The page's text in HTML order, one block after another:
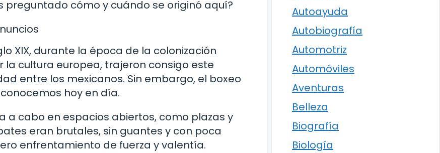
preguntado cómo y cuándo se originó aquí?
XIX, durante la época de la colonización
la cultura europea, trajeron consigo este
entre los mexicanos. Sin embargo, el boxeo
hoy en día.
a cabo en espacios abiertos, como plazas y
eran brutales, sin guantes y con poca
enfrentamiento de fuerza y valentía.
Autoayuda
Autobiografía
Automotriz
Automóviles
Aventuras
Belleza
Biografía
Biología